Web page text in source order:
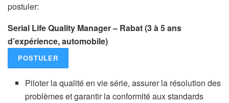
postuler:
Serial Life Quality Manager – Rabat (3 à 5 ans
d’expérience, automobile)
POSTULER
Piloter la qualité en vie série, assurer la résolution des
problèmes et garantir la conformité aux standards